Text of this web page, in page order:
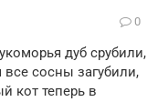
0
дуб срубили,
сосны загубили,
кот теперь в